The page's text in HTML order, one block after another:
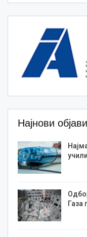
Најнови објави
Газа